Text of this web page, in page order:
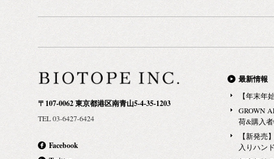
ブランドと一体になりたい・応援したいというお客
様の自己表現のお手伝いとも言えるかもしれませ
ん。 年齢や性別ではなく、感覚 わたしたちは、自
ちが手がける意味のあるブランドだけを、手がける
る、まだ目に見えない将来のお客様のことを考える
とき、年齢や性別や年収を思い浮かべることはあり
ません。大事なのは、わたしたちの発するメッセー
ジに「ピン」とくる感覚（sence）をお持ちか否か、
〒107-0062 東京都港区南青山5-4-35-1203
TEL 03-6427-6424
Facebook
最新情報
【年末年
GROWN
荷&購入
【新発売
入りハン